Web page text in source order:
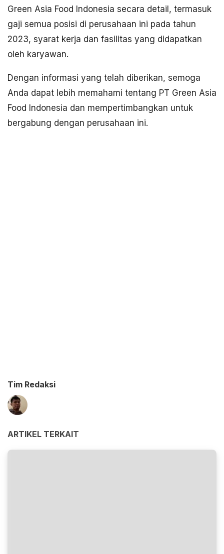
Green Asia Food Indonesia secara detail, termasuk
gaji semua posisi di perusahaan ini pada tahun
2023, syarat kerja dan fasilitas yang didapatkan
oleh karyawan.
Dengan informasi yang telah diberikan, semoga
Anda dapat lebih memahami tentang PT Green Asia
Food Indonesia dan mempertimbangkan untuk
bergabung dengan perusahaan ini.
Tim Redaksi
ARTIKEL TERKAIT